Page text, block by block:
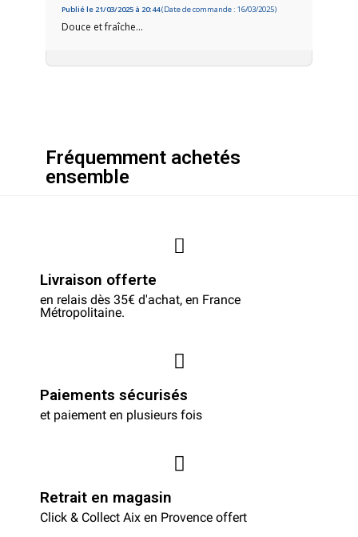
Publié le 21/03/2025 à 20:44(Date de commande : 16/03/2025)
Douce et fraîche…
Fréquemment achetés
ensemble
Livraison offerte
en relais dès 35€ d'achat, en France
Métropolitaine.
Paiements sécurisés
et paiement en plusieurs fois
Retrait en magasin
Click & Collect Aix en Provence offert